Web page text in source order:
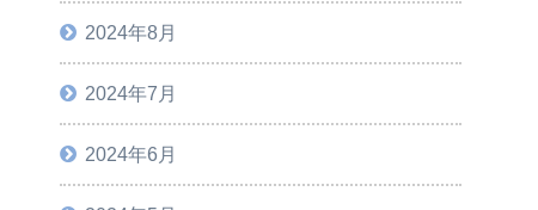
2024年8月
2024年7月
2024年6月